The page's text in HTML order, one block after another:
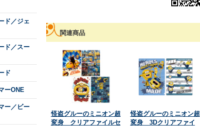
ド／ジェ
ド／スー
ド
ーONE
ー／ビー
関連商品
怪盗グルーのミニオン超
変身 クリアファイルセ
怪盗グルーのミニオン超
変身 3Dクリアファイ